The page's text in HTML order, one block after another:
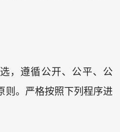
，遵循公开、公平、公
则。严格按照下列程序进